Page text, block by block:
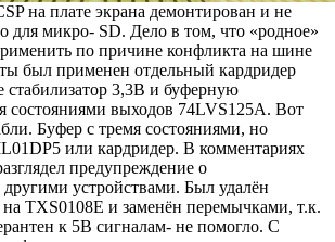
на плате экрана демонтирован и не
для микро- SD. Дело в том, что «родное»
по причине конфликта на шине
был применен отдельный кардридер
3,3В и буферную
состояниями выходов 74LVS125A. Вот
Буфер с тремя состояниями, но
или кардридер. В комментариях
предупреждение о
устройствами. Был удалён
на TXS0108E и заменён перемычками, т.к.
к 5В сигналам- не помогло. С